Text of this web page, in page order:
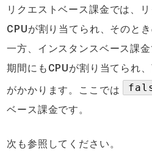
リクエストベース課金では、
CPUが割り当てられ、そのと
一方、インスタンスベース課
期間にもCPUが割り当てられ
がかかります。ここでは
ベース課金です。
次も参照してください。